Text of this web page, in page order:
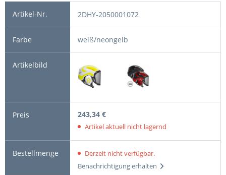
2DHY-2050001072
weiß/neongelb
243,34 €
Artikel aktuell nicht lagernd
Derzeit nicht verfügbar.
Benachrichtigung erhalten